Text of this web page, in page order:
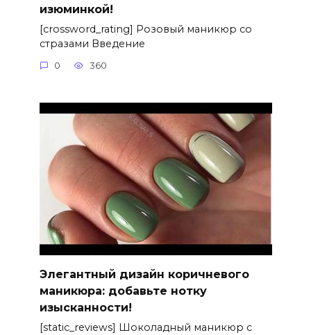
изюминкой!
[crossword_rating] Розовый маникюр со
стразами Введение
0 360
Элегантный дизайн коричневого
маникюра: добавьте нотку
изысканности!
[static_reviews] Шоколадный маникюр с